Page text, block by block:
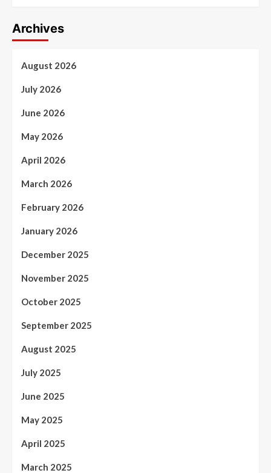
Archives
August 2026
July 2026
June 2026
May 2026
April 2026
March 2026
February 2026
January 2026
December 2025
November 2025
October 2025
September 2025
August 2025
July 2025
June 2025
May 2025
April 2025
March 2025